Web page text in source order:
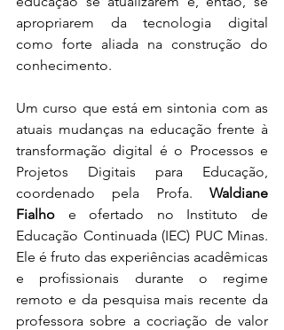
apropriarem da tecnologia digital
como forte aliada na construção do
conhecimento.
Um curso que está em sintonia com as
atuais mudanças na educação frente à
transformação digital é o Processos e
Projetos Digitais para Educação,
coordenado pela Profa. Waldiane
Fialho e ofertado no Instituto de
Educação Continuada (IEC) PUC Minas.
Ele é fruto das experiências acadêmicas
e profissionais durante o regime
remoto e da pesquisa mais recente da
professora sobre a cocriação de valor